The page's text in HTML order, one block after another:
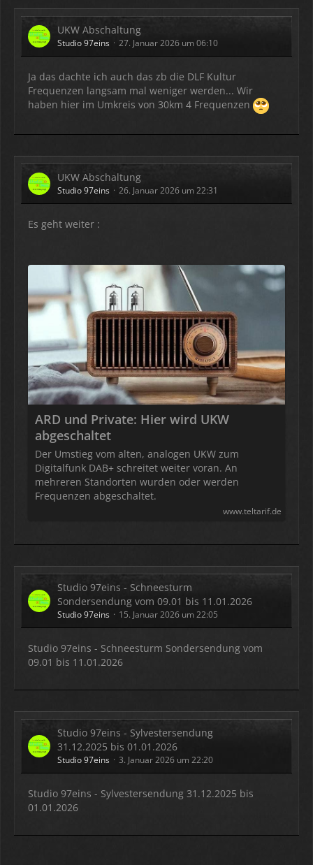
UKW Abschaltung
Studio 97eins 27. Januar 2026 um 06:10
Ja das dachte ich auch das zb die DLF Kultur
Frequenzen langsam mal weniger werden... Wir
haben hier im Umkreis von 30km 4 Frequenzen
UKW Abschaltung
Studio 97eins 26. Januar 2026 um 22:31
Es geht weiter :
ARD und Private: Hier wird UKW
abgeschaltet
Der Umstieg vom alten, analogen UKW zum
Digitalfunk DAB+ schreitet weiter voran. An
mehreren Standorten wurden oder werden
Frequenzen abgeschaltet.
www.teltarif.de
Studio 97eins - Schneesturm
Sondersendung vom 09.01 bis 11.01.2026
Studio 97eins 15. Januar 2026 um 22:05
Studio 97eins - Schneesturm Sondersendung vom
09.01 bis 11.01.2026
Studio 97eins - Sylvestersendung
31.12.2025 bis 01.01.2026
Studio 97eins 3. Januar 2026 um 22:20
Studio 97eins - Sylvestersendung 31.12.2025 bis
01.01.2026